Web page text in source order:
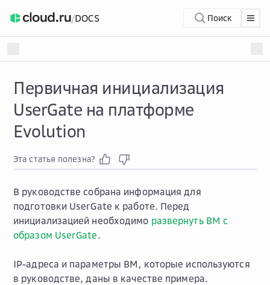
/DOCS Поиск
Первичная инициализация
UserGate на платформе
Evolution
Эта статья полезна?
В руководстве собрана информация для
подготовки UserGate к работе. Перед
инициализацией необходимо развернуть ВМ с
образом UserGate.
IP-адреса и параметры ВМ, которые используются
в руководстве, даны в качестве примера.